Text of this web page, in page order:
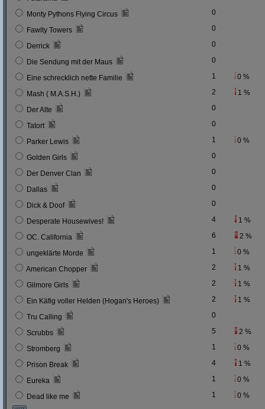
Monty Pythons Flying Circus 0
Fawlty Towers 0
Derrick 0
Die Sendung mit der Maus 0
Eine schrecklich nette Familie 1 0 %
Mash ( M.A.S.H.) 2 1 %
Der Alte 0
Tatort 0
Parker Lewis 1 0 %
Golden Girls 0
Der Denver Clan 0
Dallas 0
Dick & Doof 0
Desperate Housewives! 4 1 %
OC. California 6 2 %
ungeklärte Morde 1 0 %
American Chopper 2 1 %
Gilmore Girls 2 1 %
Ein Käfig voller Helden (Hogan's Heroes) 2 1 %
Tru Calling 0
Scrubbs 5 2 %
Stromberg 1 0 %
Prison Break 4 1 %
Eureka 1 0 %
Dead like me 1 0 %